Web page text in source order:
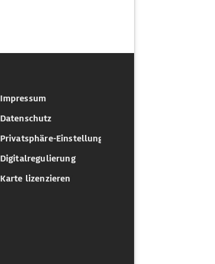
Impressum
Datenschutz
Privatsphäre-Einstellungen
Digitalregulierung
Karte lizenzieren